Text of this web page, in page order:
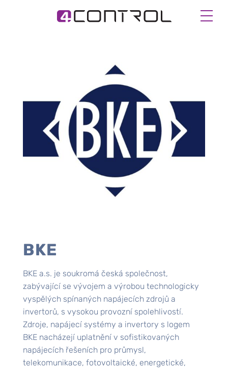
BKE
BKE a.s. je soukromá česká společnost,
zabývající se vývojem a výrobou technologicky
vyspělých spínaných napájecích zdrojů a
invertorů, s vysokou provozní spolehlivostí.
Zdroje, napájecí systémy a invertory s logem
BKE nacházejí uplatnění v sofistikovaných
napájecích řešeních pro průmysl,
telekomunikace, fotovoltaické, energetické,